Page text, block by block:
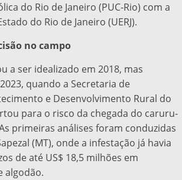
do Rio de Janeiro (PUC-Rio) com a
do Rio de Janeiro (UERJ).
no campo
a ser idealizado em 2018, mas
quando a Secretaria de
e Desenvolvimento Rural do
para o risco da chegada do caruru-
primeiras análises foram conduzidas
(MT), onde a infestação já havia
de até US$ 18,5 milhões em
algodão.